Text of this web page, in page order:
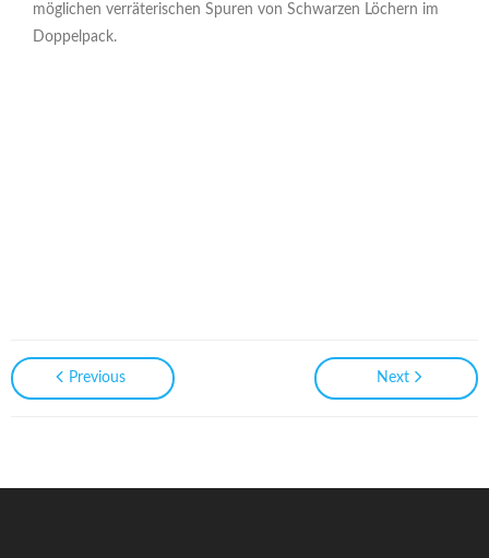
möglichen verräterischen Spuren von Schwarzen Löchern im
Doppelpack.
Previous Next